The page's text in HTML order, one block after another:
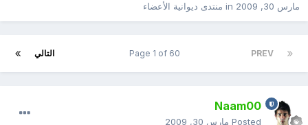
مارس 30, 2009
in منتدى ديوانية الأعضاء
PREV التالي Page 1 of 60
Naam00
Posted مارس 30, 2009